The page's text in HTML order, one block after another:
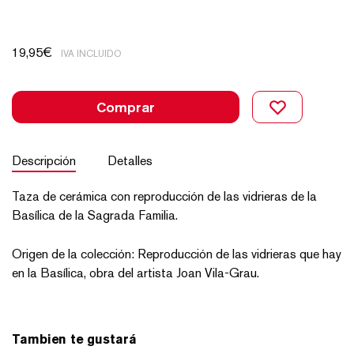
19,95€ IVA INCLUIDO
Comprar
Descripción Detalles
Taza de cerámica con reproducción de las vidrieras de la
Basílica de la Sagrada Familia.
Origen de la colección: Reproducción de las vidrieras que hay
en la Basílica, obra del artista Joan Vila-Grau.
Tambien te gustará